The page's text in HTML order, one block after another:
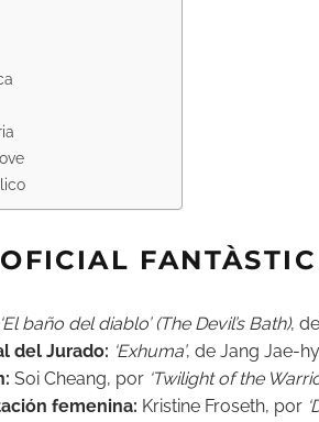
‘El baño del diablo’ (The Devil’s Bath),
del Jurado: ‘Exhuma’, de Jang Jae-
Soi Cheang, por ‘Twilight of the
femenina: Kristine Froseth, por